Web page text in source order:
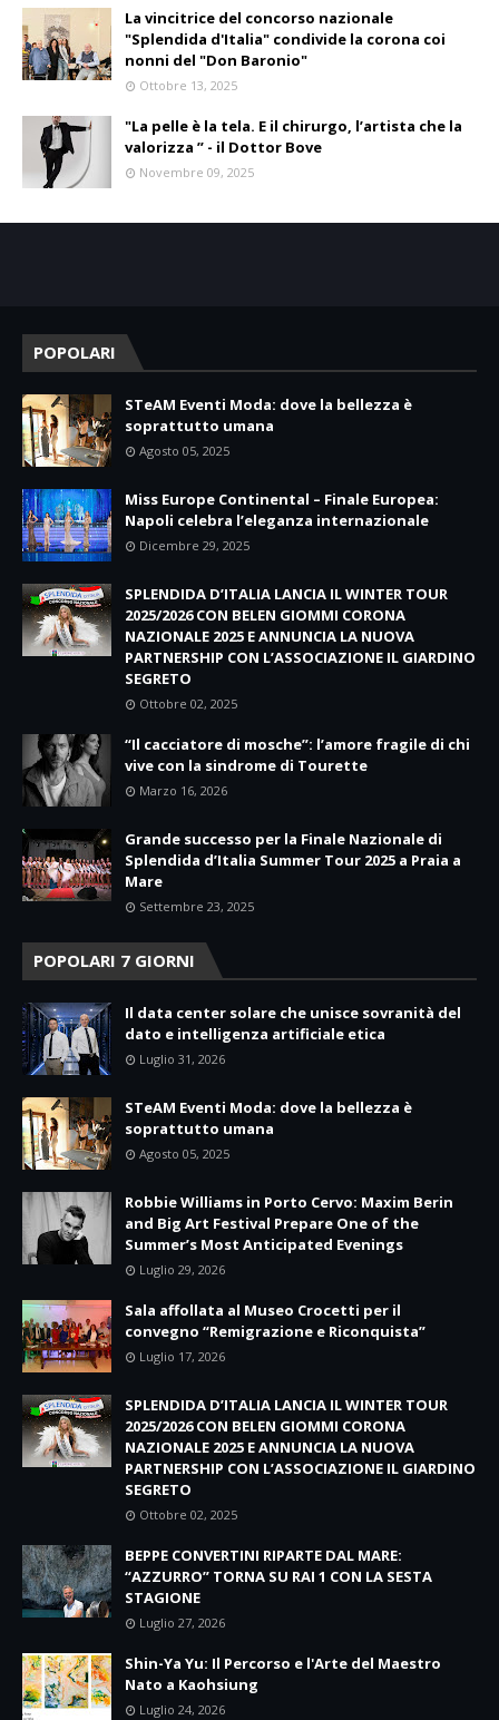
La vincitrice del concorso nazionale
"Splendida d'Italia" condivide la corona coi
nonni del "Don Baronio"
Ottobre 13, 2025
"La pelle è la tela. E il chirurgo, l’artista che la
valorizza ” - il Dottor Bove
Novembre 09, 2025
POPOLARI
STeAM Eventi Moda: dove la bellezza è
soprattutto umana
Agosto 05, 2025
Miss Europe Continental – Finale Europea:
Napoli celebra l’eleganza internazionale
Dicembre 29, 2025
SPLENDIDA D’ITALIA LANCIA IL WINTER TOUR
2025/2026 CON BELEN GIOMMI CORONA
NAZIONALE 2025 E ANNUNCIA LA NUOVA
PARTNERSHIP CON L’ASSOCIAZIONE IL GIARDINO
SEGRETO
Ottobre 02, 2025
“Il cacciatore di mosche”: l’amore fragile di chi
vive con la sindrome di Tourette
Marzo 16, 2026
Grande successo per la Finale Nazionale di
Splendida d’Italia Summer Tour 2025 a Praia a
Mare
Settembre 23, 2025
POPOLARI 7 GIORNI
Il data center solare che unisce sovranità del
dato e intelligenza artificiale etica
Luglio 31, 2026
STeAM Eventi Moda: dove la bellezza è
soprattutto umana
Agosto 05, 2025
Robbie Williams in Porto Cervo: Maxim Berin
and Big Art Festival Prepare One of the
Summer’s Most Anticipated Evenings
Luglio 29, 2026
Sala affollata al Museo Crocetti per il
convegno “Remigrazione e Riconquista”
Luglio 17, 2026
SPLENDIDA D’ITALIA LANCIA IL WINTER TOUR
2025/2026 CON BELEN GIOMMI CORONA
NAZIONALE 2025 E ANNUNCIA LA NUOVA
PARTNERSHIP CON L’ASSOCIAZIONE IL GIARDINO
SEGRETO
Ottobre 02, 2025
BEPPE CONVERTINI RIPARTE DAL MARE:
“AZZURRO” TORNA SU RAI 1 CON LA SESTA
STAGIONE
Luglio 27, 2026
Shin-Ya Yu: Il Percorso e l'Arte del Maestro
Nato a Kaohsiung
Luglio 24, 2026